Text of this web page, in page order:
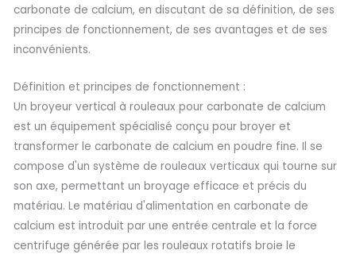
carbonate de calcium, en discutant de sa définition, de ses
principes de fonctionnement, de ses avantages et de ses
inconvénients.
Définition et principes de fonctionnement :
Un broyeur vertical à rouleaux pour carbonate de calcium
est un équipement spécialisé conçu pour broyer et
transformer le carbonate de calcium en poudre fine. Il se
compose d'un système de rouleaux verticaux qui tourne sur
son axe, permettant un broyage efficace et précis du
matériau. Le matériau d'alimentation en carbonate de
calcium est introduit par une entrée centrale et la force
centrifuge générée par les rouleaux rotatifs broie le